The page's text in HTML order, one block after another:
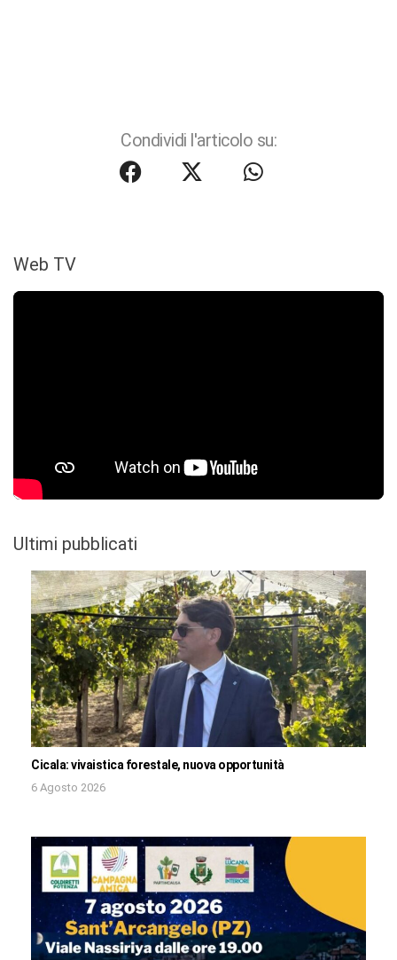
Condividi l'articolo su:
Web TV
Ultimi pubblicati
Cicala: vivaistica forestale, nuova opportunità
6 Agosto 2026